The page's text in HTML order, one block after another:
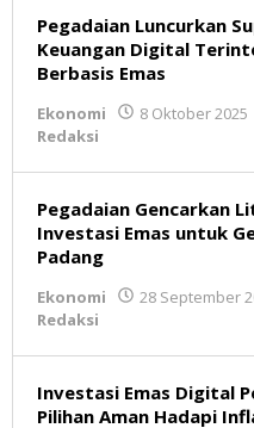
Pegadaian Luncurkan
Keuangan Digital
Berbasis Emas
Ekonomi 8 Oktober 2025
Redaksi
Pegadaian Gencarkan
Investasi Emas untuk
Padang
Ekonomi 28 September
Redaksi
Investasi Emas Digital
Pilihan Aman Hadapi